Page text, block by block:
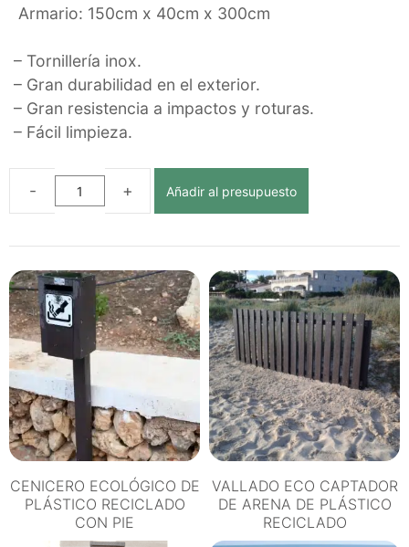
Armario: 150cm x 40cm x 300cm
– Tornillería inox.
– Gran durabilidad en el exterior.
– Gran resistencia a impactos y roturas.
– Fácil limpieza.
TORRE
SOCORRISTA
ECOLÓGICA
DE
PLÁSTICO
RECICLADO
cantidad
Añadir al presupuesto
CENICERO ECOLÓGICO DE
PLÁSTICO RECICLADO
CON PIE
VALLADO ECO CAPTADOR
DE ARENA DE PLÁSTICO
RECICLADO